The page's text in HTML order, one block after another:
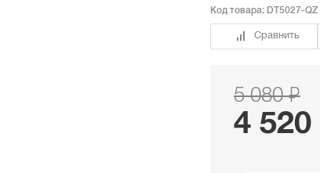
Код товара: DT5027-QZ
Сравнить
5 080 ₽
4 520